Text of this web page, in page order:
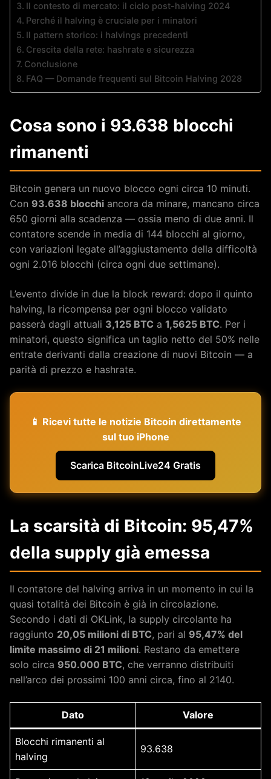
Il contesto di mercato: il ciclo post-halving 2024
Perché il halving è cruciale per i minatori
Il pattern storico: i halvings precedenti
Crescita della rete: hashrate e sicurezza
Conclusione
FAQ — Domande frequenti sul Bitcoin Halving 2028
Cosa sono i 93.638 blocchi
rimanenti
Bitcoin genera un nuovo blocco ogni circa 10 minuti.
Con 93.638 blocchi ancora da minare, mancano circa
650 giorni alla scadenza — ossia meno di due anni. Il
contatore scende in media di 144 blocchi al giorno,
con variazioni legate all’aggiustamento della difficoltà
ogni 2.016 blocchi (circa ogni due settimane).
L’evento divide in due la block reward: dopo il quinto
halving, la ricompensa per ogni blocco validato
passerà dagli attuali 3,125 BTC a 1,5625 BTC. Per i
minatori, questo significa un taglio netto del 50% nelle
entrate derivanti dalla creazione di nuovi Bitcoin — a
parità di prezzo e hashrate.
📱 Ricevi tutte le notizie Bitcoin direttamente
sul tuo iPhone
Scarica BitcoinLive24 Gratis
La scarsità di Bitcoin: 95,47%
della supply già emessa
Il contatore del halving arriva in un momento in cui la
quasi totalità dei Bitcoin è già in circolazione.
Secondo i dati di OKLink, la supply circolante ha
raggiunto 20,05 milioni di BTC, pari al 95,47% del
limite massimo di 21 milioni. Restano da emettere
solo circa 950.000 BTC, che verranno distribuiti
nell’arco dei prossimi 100 anni circa, fino al 2140.
Dato Valore
Blocchi rimanenti al
halving
93.638